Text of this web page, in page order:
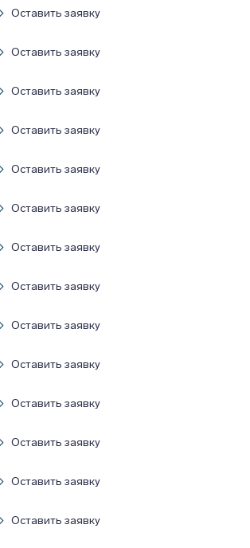
Оставить заявку
Оставить заявку
Оставить заявку
Оставить заявку
Оставить заявку
Оставить заявку
Оставить заявку
Оставить заявку
Оставить заявку
Оставить заявку
Оставить заявку
Оставить заявку
Оставить заявку
Оставить заявку